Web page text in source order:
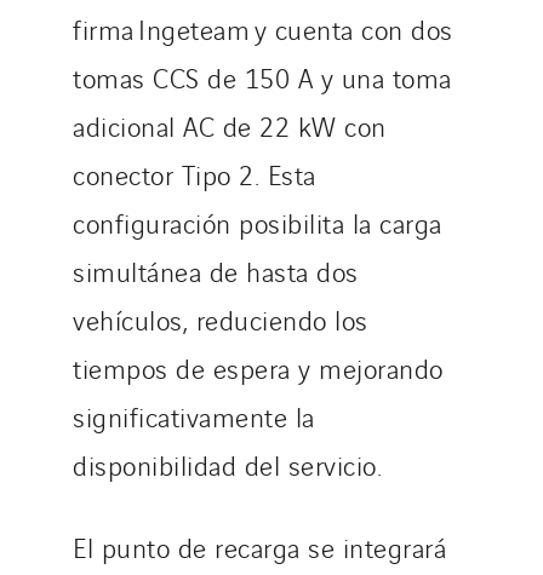
firma Ingeteam y cuenta con dos
tomas CCS de 150 A y una toma
adicional AC de 22 kW con
conector Tipo 2. Esta
configuración posibilita la carga
simultánea de hasta dos
vehículos, reduciendo los
tiempos de espera y mejorando
significativamente la
disponibilidad del servicio.
El punto de recarga se integrará